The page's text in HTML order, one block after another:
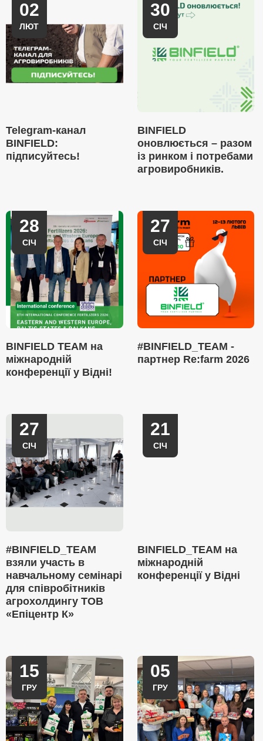
02
ЛЮТ
Telegram-канал
BINFIELD:
підписуйтесь!
30
СІЧ
BINFIELD
оновлюється – разом
із ринком і потребами
агровиробників.
28
СІЧ
BINFIELD TEAM на
міжнародній
конференції у Відні!
27
СІЧ
#BINFIELD_TEAM -
партнер Re:farm 2026
27
СІЧ
#BINFIELD_TEAM
взяли участь в
навчальному семінарі
для співробітників
агрохолдингу ТОВ
«Епіцентр К»
21
СІЧ
BINFIELD_TEAM на
міжнародній
конференції у Відні
15
ГРУ
05
ГРУ